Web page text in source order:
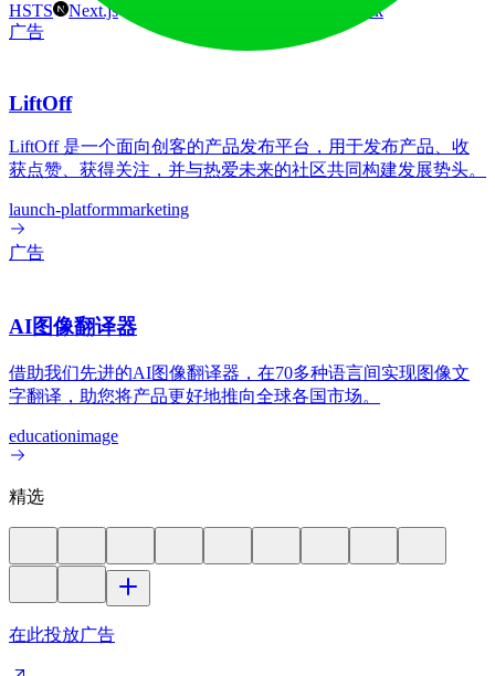
HSTS
Next.js
Webpack
广告
LiftOff
LiftOff 是一个面向创客的产品发布平台，用于发布产品、收
获点赞、获得关注，并与热爱未来的社区共同构建发展势头。
launch-platformmarketing
广告
AI图像翻译器
借助我们先进的AI图像翻译器，在70多种语言间实现图像文
字翻译，助您将产品更好地推向全球各国市场。
educationimage
精选
在此投放广告